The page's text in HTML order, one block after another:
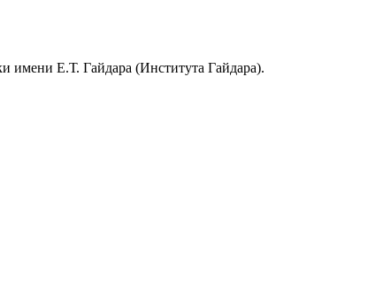
имени Е.Т. Гайдара (Института Гайдара).